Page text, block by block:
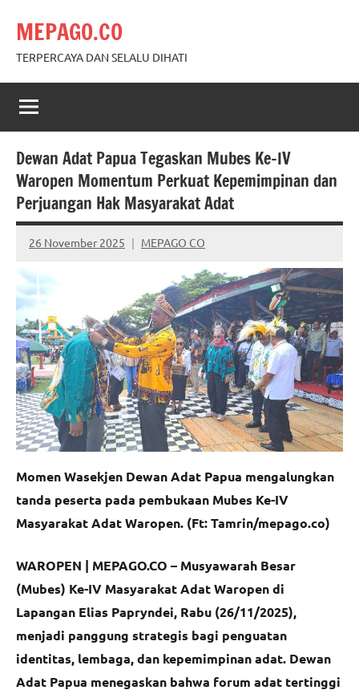
content
MEPAGO.CO
TERPERCAYA DAN SELALU DIHATI
Dewan Adat Papua Tegaskan Mubes Ke-IV
Waropen Momentum Perkuat Kepemimpinan dan
Perjuangan Hak Masyarakat Adat
26 November 2025 MEPAGO CO
No
comments
Momen Wasekjen Dewan Adat Papua mengalungkan
tanda peserta pada pembukaan Mubes Ke-IV
Masyarakat Adat Waropen. (Ft: Tamrin/mepago.co)
WAROPEN | MEPAGO.CO – Musyawarah Besar
(Mubes) Ke-IV Masyarakat Adat Waropen di
Lapangan Elias Papryndei, Rabu (26/11/2025),
menjadi panggung strategis bagi penguatan
identitas, lembaga, dan kepemimpinan adat. Dewan
Adat Papua menegaskan bahwa forum adat tertinggi